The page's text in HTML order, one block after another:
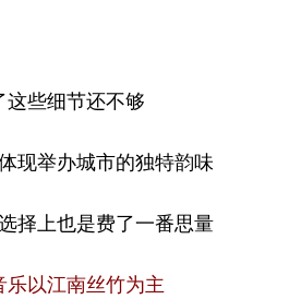
这些细节还不够
现举办城市的独特韵味
择上也是费了一番思量
乐以江南丝竹为主